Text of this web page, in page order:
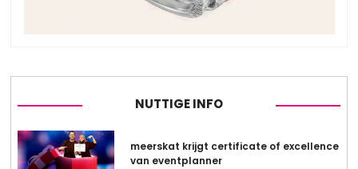
NUTTIGE INFO
meerskat krijgt certificate of excellence
van eventplanner